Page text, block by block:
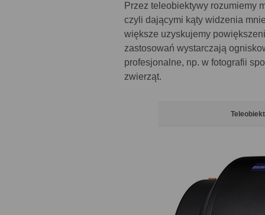
Przez teleobiektywy rozumiemy
czyli dającymi kąty widzenia
większe uzyskujemy
zastosowań wystarczają
profesjonalne, np. w fotografii
zwierząt.